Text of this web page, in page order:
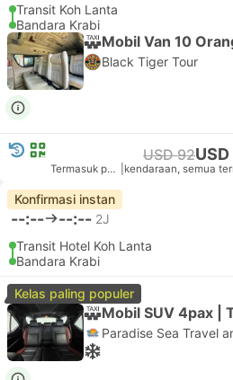
Transit Koh Lanta
Bandara Krabi
Mobil Van 10
Black Tiger Tour
USD 92
Termasuk pajak
Konfirmasi instan
--:-- --:-- 2J
Transit Hotel Koh Lanta
Bandara Krabi
Kelas paling populer
Mobil SUV 4pax |
Paradise Sea Travel